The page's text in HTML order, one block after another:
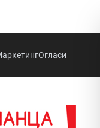
Огласи